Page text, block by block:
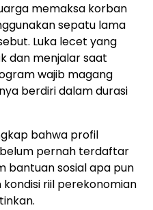
memaksa korban
sepatu lama
Luka lecet yang
dan menjalar saat
wajib magang
berdiri dalam durasi
bahwa profil
pernah terdaftar
bantuan sosial apa pun
riil perekonomian